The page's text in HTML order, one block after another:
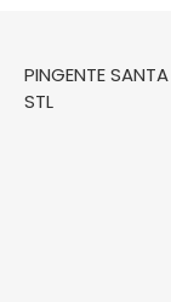
PINGENTE
STL